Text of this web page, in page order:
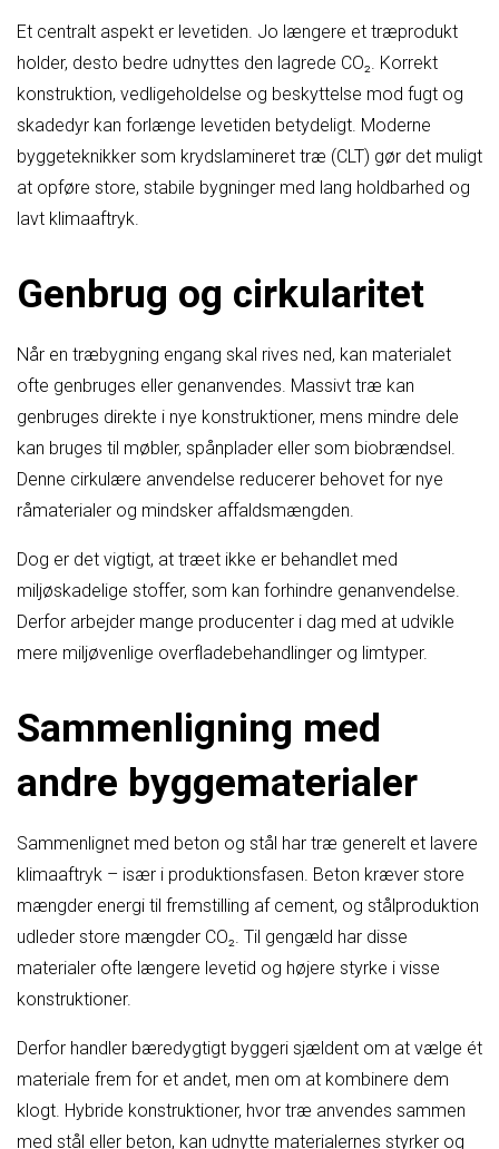
Et centralt aspekt er levetiden. Jo længere et træprodukt
holder, desto bedre udnyttes den lagrede CO₂. Korrekt
konstruktion, vedligeholdelse og beskyttelse mod fugt og
skadedyr kan forlænge levetiden betydeligt. Moderne
byggeteknikker som krydslamineret træ (CLT) gør det muligt
at opføre store, stabile bygninger med lang holdbarhed og
lavt klimaaftryk.
Genbrug og cirkularitet
Når en træbygning engang skal rives ned, kan materialet
ofte genbruges eller genanvendes. Massivt træ kan
genbruges direkte i nye konstruktioner, mens mindre dele
kan bruges til møbler, spånplader eller som biobrændsel.
Denne cirkulære anvendelse reducerer behovet for nye
råmaterialer og mindsker affaldsmængden.
Dog er det vigtigt, at træet ikke er behandlet med
miljøskadelige stoffer, som kan forhindre genanvendelse.
Derfor arbejder mange producenter i dag med at udvikle
mere miljøvenlige overfladebehandlinger og limtyper.
Sammenligning med
andre byggematerialer
Sammenlignet med beton og stål har træ generelt et lavere
klimaaftryk – især i produktionsfasen. Beton kræver store
mængder energi til fremstilling af cement, og stålproduktion
udleder store mængder CO₂. Til gengæld har disse
materialer ofte længere levetid og højere styrke i visse
konstruktioner.
Derfor handler bæredygtigt byggeri sjældent om at vælge ét
materiale frem for et andet, men om at kombinere dem
klogt. Hybride konstruktioner, hvor træ anvendes sammen
med stål eller beton, kan udnytte materialernes styrker og